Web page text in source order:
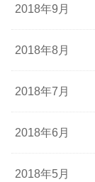
2018年9月
2018年8月
2018年7月
2018年6月
2018年5月